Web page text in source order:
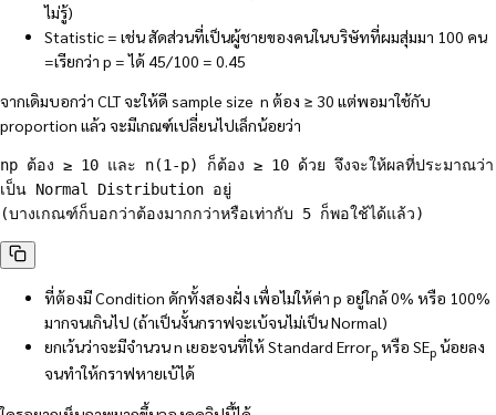
ไม่รู้)
Statistic = เช่น สัดส่วนที่เป็นผู้ชายของคนในบริษัทที่ผมสุ่มมา 100 คน
=เรียกว่า p = ได้ 45/100 = 0.45
จากเดิมบอกว่า CLT จะให้ดี sample size n ต้อง ≥ 30 แต่พอมาใช้กับ
proportion แล้ว จะมีเกณฑ์เปลี่ยนไปเล็กน้อยว่า
np ต้อง ≥ 10 และ n(1-p) ก็ต้อง ≥ 10 ด้วย จึงจะให้ผลที่ประมาณว่า
เป็น Normal Distribution อยู่
(บางเกณฑ์ก็บอกว่าต้องมากกว่าหรือเท่ากับ 5 ก็พอใช้ได้แล้ว)
ที่ต้องมี Condition ดักทั้งสองฝั่ง เพื่อไม่ให้ค่า p อยู่ใกล้ 0% หรือ 100%
มากจนเกินไป (ถ้าเป็นงั้นกราฟจะเบ้จนไม่เป็น Normal)
ยกเว้นว่าจะมีจำนวน n เยอะจนที่ให้ Standard Errorpหรือ SEpน้อยลง
จนทำให้กราฟหายเบ้ได้